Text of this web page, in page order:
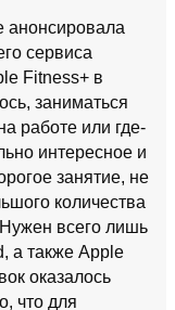
анонсировала
сервиса
Fitness+ в
заниматься
работе или где-
интересное и
занятие, не
количества
всего лишь
а также Apple
оказалось
что для